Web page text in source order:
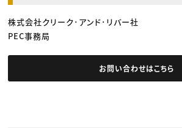
株式会社クリーク･アンド･リバー社
PEC事務局
お問い合わせはこちら